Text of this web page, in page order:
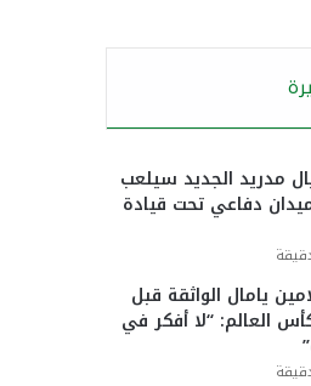
مدريد الجديد سيلعب
دفاعي تحت قيادة
يامال الواثقة قبل
العالم: “لا أفكر في